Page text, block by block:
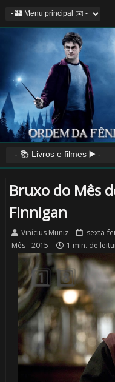
Bruxo do Mês
Finnigan
Vinícius Muniz sexta-
Mês - 2015
1 min. de